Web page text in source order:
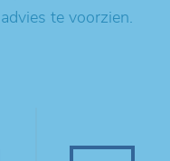
te voorzien.